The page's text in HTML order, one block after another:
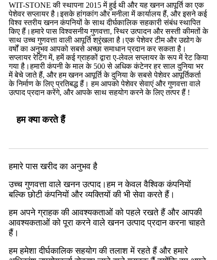
WIT-STONE की स्थापना 2015 में हुई थी और यह खनन आपूर्ति का एक
पेशेवर सप्लायर है।इसके हांगकांग और मनीला में कार्यालय हैं, और इसने कई
विश्व स्तरीय खनन कंपनियों के साथ दीर्घकालिक सहकारी संबंध स्थापित
किए हैं।हमारे पास विश्वसनीय गुणवत्ता, स्थिर उत्पादन और सस्ती कीमतों के
साथ उच्च गुणवत्ता वाली आपूर्ति श्रृंखला है।एक पेशेवर टीम और उद्योग के
वर्षों का अनुभव आपको सबसे अच्छा समाधान प्रदान कर सकता है।
सप्लायर रेटिंग में, हमें कई ग्राहकों द्वारा ए-लेवल सप्लायर के रूप में रेट किया
गया है।हमारी कंपनी के माल के 500 से अधिक कंटेनर हर साल दुनिया भर
में बेचे जाते हैं, और हम खनन आपूर्ति के दुनिया के सबसे पेशेवर आपूर्तिकर्ता
के निर्माण के लिए प्रतिबद्ध हैं। हम आपको पेशेवर सेवाएं और गुणवत्ता वाले
उत्पाद प्रदान करेंगे, और आपके साथ सहयोग करने के लिए तत्पर हैं !
हम क्या करते हैं
हमारे पास खरीद का अनुभव है
उच्च गुणवत्ता वाले खनन उत्पाद।हम न केवल वैश्विक कंपनियों
बल्कि छोटी कंपनियों और व्यक्तियों की भी सेवा करते हैं।
हम अपने ग्राहक की आवश्यकताओं को पहले रखते हैं और आपकी
आवश्यकताओं को पूरा करने वाले खनन उत्पाद प्रदान करना चाहते
हैं।
हम हमेशा दीर्घकालिक सहयोग की तलाश में रहते हैं और हमारे